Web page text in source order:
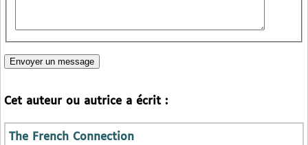
Cet auteur ou autrice a écrit :
The French Connection